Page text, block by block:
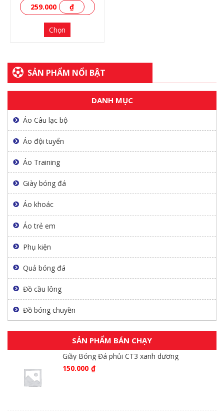
XEM THÊM
259.000
₫
Chọn
SẢN PHẨM NỔI BẬT
DANH MỤC
Áo Câu lạc bộ
Áo đội tuyển
Áo Training
Giày bóng đá
Áo khoác
Áo trẻ em
Phụ kiện
Quả bóng đá
Đồ cầu lông
Đồ bóng chuyền
SẢN PHẨM BÁN CHẠY
Giầy Bóng Đá phủi CT3 xanh dương
150.000 ₫